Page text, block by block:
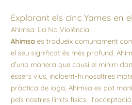
Explorant els cinc Yames en
Ahimsa: La No Violència
Ahimsa es tradueix comunament
el seu significat és més profund.
d’una manera que causi el mínim
éssers vius, incloent-hi nosaltres
pràctica de ioga, Ahimsa es pot
pels nostres límits físics i